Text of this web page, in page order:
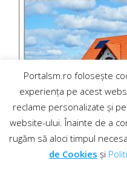
Portalsm.ro folosește
experiența pe acest
reclame personalizate și
website-ului. Înainte de a
rugăm să aloci timpul
de Cookies și